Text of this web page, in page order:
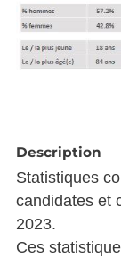
Description
Statistiques
candidates et
2023.
Ces